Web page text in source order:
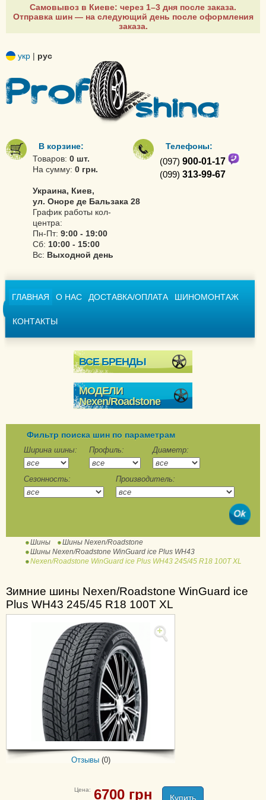
Самовывоз в Киеве: через 1–3 дня после заказа.
Отправка шин — на следующий день после оформления
заказа.
укр | рус
В корзине:
Товаров: 0 шт.
На сумму: 0 грн.
Украина, Киев,
ул. Оноре де Бальзака 28
График работы кол-
центра:
Пн-Пт: 9:00 - 19:00
Сб: 10:00 - 15:00
Вс: Выходной день
Телефоны:
(097) 900-01-17
(099) 313-99-67
ГЛАВНАЯ О НАС ДОСТАВКА/ОПЛАТА ШИНОМОНТАЖ
КОНТАКТЫ
ВСЕ БРЕНДЫ
МОДЕЛИ
Nexen/Roadstone
Euro-Win 700
Winguard 231
Winguard Ice
WinGuard ice Plus
WH43
WinGuard Snow G3
WH21
WinGuard Sport 2
Winguard SUV
Winguard WinSpike
WinGuard WinSpike 3
WinGuard WinSpike LTV
Winguard WinSpike SUV
Winguard WinSpike
WH62
WinGuard WT1
Classe Premiere 661
(CP661)
Фильтр поиска шин по параметрам
Ширина шины: Профиль: Диаметр:
Сезонность: Производитель:
Шины
Шины Nexen/Roadstone
Шины Nexen/Roadstone WinGuard ice Plus WH43
Nexen/Roadstone WinGuard ice Plus WH43 245/45 R18 100T XL
Зимние шины Nexen/Roadstone WinGuard ice
Plus WH43 245/45 R18 100T XL
Отзывы (0)
Цена: 6700 грн Купить